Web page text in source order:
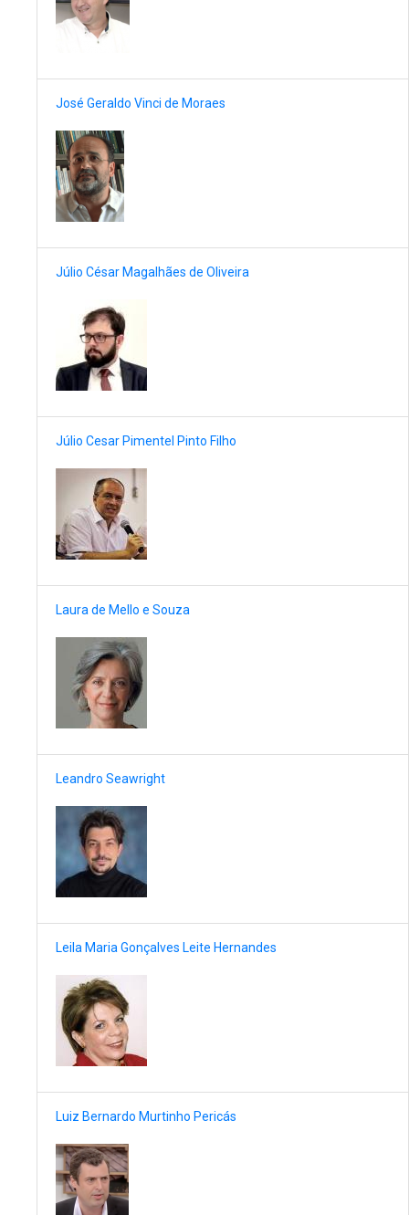
José Geraldo Vinci de Moraes
Júlio César Magalhães de Oliveira
Júlio Cesar Pimentel Pinto Filho
Laura de Mello e Souza
Leandro Seawright
Leila Maria Gonçalves Leite Hernandes
Luiz Bernardo Murtinho Pericás